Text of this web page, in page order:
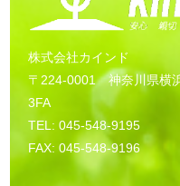
株式会社カインド
〒224-0001 神奈川県横
3FA
TEL: 045-548-9195
FAX: 045-548-9196